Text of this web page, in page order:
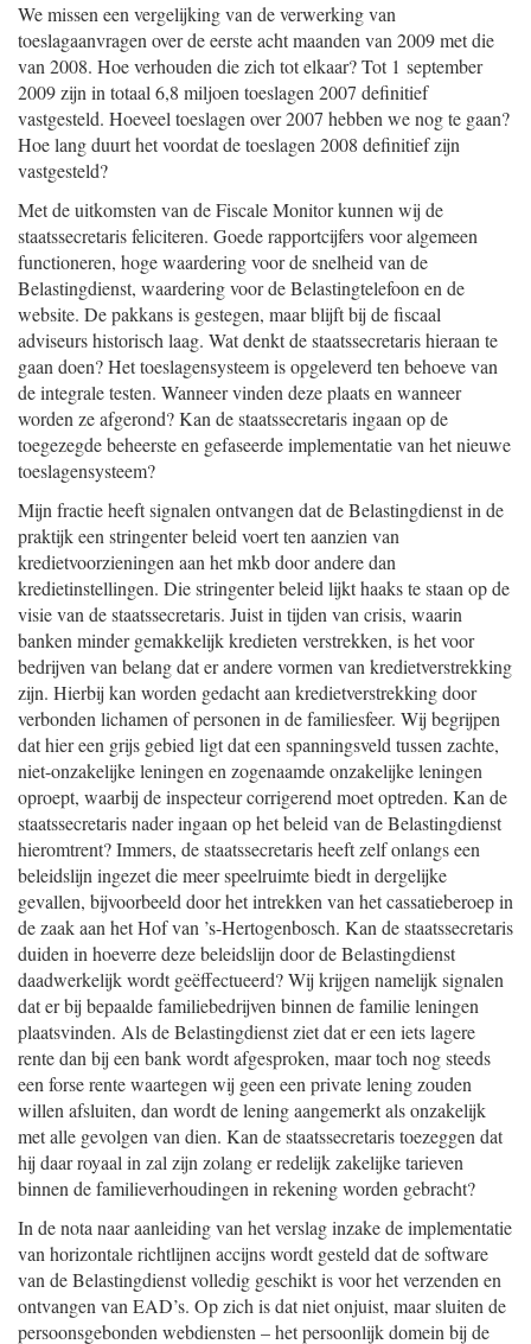
We missen een vergelijking van de verwerking van
toeslagaanvragen over de eerste acht maanden van 2009 met die
van 2008. Hoe verhouden die zich tot elkaar? Tot 1 september
2009 zijn in totaal 6,8 miljoen toeslagen 2007 definitief
vastgesteld. Hoeveel toeslagen over 2007 hebben we nog te gaan?
Hoe lang duurt het voordat de toeslagen 2008 definitief zijn
vastgesteld?
Met de uitkomsten van de Fiscale Monitor kunnen wij de
staatssecretaris feliciteren. Goede rapportcijfers voor algemeen
functioneren, hoge waardering voor de snelheid van de
Belastingdienst, waardering voor de Belastingtelefoon en de
website. De pakkans is gestegen, maar blijft bij de fiscaal
adviseurs historisch laag. Wat denkt de staatssecretaris hieraan te
gaan doen? Het toeslagensysteem is opgeleverd ten behoeve van
de integrale testen. Wanneer vinden deze plaats en wanneer
worden ze afgerond? Kan de staatssecretaris ingaan op de
toegezegde beheerste en gefaseerde implementatie van het nieuwe
toeslagensysteem?
Mijn fractie heeft signalen ontvangen dat de Belastingdienst in de
praktijk een stringenter beleid voert ten aanzien van
kredietvoorzieningen aan het mkb door andere dan
kredietinstellingen. Die stringenter beleid lijkt haaks te staan op de
visie van de staatssecretaris. Juist in tijden van crisis, waarin
banken minder gemakkelijk kredieten verstrekken, is het voor
bedrijven van belang dat er andere vormen van kredietverstrekking
zijn. Hierbij kan worden gedacht aan kredietverstrekking door
verbonden lichamen of personen in de familiesfeer. Wij begrijpen
dat hier een grijs gebied ligt dat een spanningsveld tussen zachte,
niet-onzakelijke leningen en zogenaamde onzakelijke leningen
oproept, waarbij de inspecteur corrigerend moet optreden. Kan de
staatssecretaris nader ingaan op het beleid van de Belastingdienst
hieromtrent? Immers, de staatssecretaris heeft zelf onlangs een
beleidslijn ingezet die meer speelruimte biedt in dergelijke
gevallen, bijvoorbeeld door het intrekken van het cassatieberoep in
de zaak aan het Hof van ’s-Hertogenbosch. Kan de staatssecretaris
duiden in hoeverre deze beleidslijn door de Belastingdienst
daadwerkelijk wordt geëffectueerd? Wij krijgen namelijk signalen
dat er bij bepaalde familiebedrijven binnen de familie leningen
plaatsvinden. Als de Belastingdienst ziet dat er een iets lagere
rente dan bij een bank wordt afgesproken, maar toch nog steeds
een forse rente waartegen wij geen een private lening zouden
willen afsluiten, dan wordt de lening aangemerkt als onzakelijk
met alle gevolgen van dien. Kan de staatssecretaris toezeggen dat
hij daar royaal in zal zijn zolang er redelijk zakelijke tarieven
binnen de familieverhoudingen in rekening worden gebracht?
In de nota naar aanleiding van het verslag inzake de implementatie
van horizontale richtlijnen accijns wordt gesteld dat de software
van de Belastingdienst volledig geschikt is voor het verzenden en
ontvangen van EAD’s. Op zich is dat niet onjuist, maar sluiten de
persoonsgebonden webdiensten – het persoonlijk domein bij de